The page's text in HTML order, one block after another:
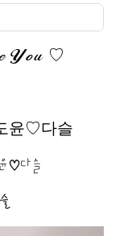
You ♡
윤♡다슬
♡다슬